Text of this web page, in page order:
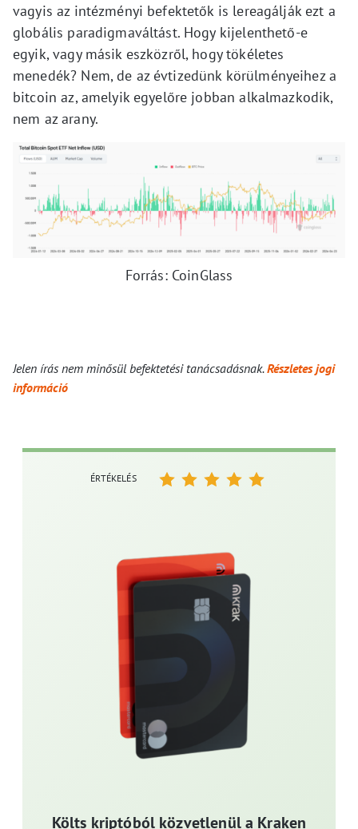
vagyis az intézményi befektetők is lereagálják ezt a
globális paradigmaváltást. Hogy kijelenthető-e
egyik, vagy másik eszközről, hogy tökéletes
menedék? Nem, de az évtizedünk körülményeihez a
bitcoin az, amelyik egyelőre jobban alkalmazkodik,
nem az arany.
Forrás: CoinGlass
Jelen írás nem minősül befektetési tanácsadásnak.Részletes jogi
információ
Költs kriptóból közvetlenül a Kraken
ÉRTÉKELÉS